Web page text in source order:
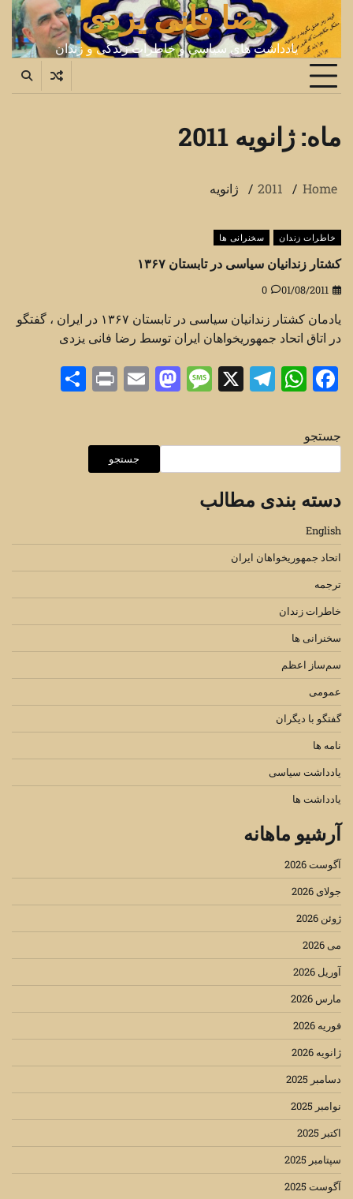
content
رضا فانی یزدی
یادداشت های سیاسی و خاطرات زندگی و زندان
ماه:ژانویه 2011
Home
2011 ژانویه
خاطرات زندان سخنرانی ها
کشتار زندانیان سیاسی در تابستان ۱۳۶۷
01/08/2011
0
یادمان کشتار زندانیان سیاسی در تابستان ۱۳۶۷ در ایران ، گفتگو
در اتاق اتحاد جمهوریخواهان ایران توسط رضا فانی یزدی
Facebook
WhatsApp
Telegram
X
Message
Mastodon
Email
Print
جستجو
جستجو
دسته بندی مطالب
English
اتحاد جمهوریخواهان ایران
ترجمه
خاطرات زندان
سخنرانی ها
سم‌ساز اعظم
عمومی
گفتگو با دیگران
نامه ها
یادداشت سیاسی
یادداشت ها
آرشیو ماهانه
آگوست 2026
جولای 2026
ژوئن 2026
می 2026
آوریل 2026
مارس 2026
فوریه 2026
ژانویه 2026
دسامبر 2025
نوامبر 2025
اکتبر 2025
سپتامبر 2025
آگوست 2025